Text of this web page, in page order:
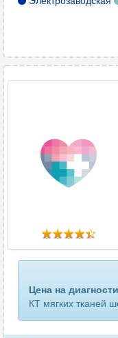
Цена на
КТ мягких тканей